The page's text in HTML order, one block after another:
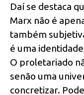
Daí se destaca
Marx não é
também
é uma
O proletariado
senão uma
concretizar.